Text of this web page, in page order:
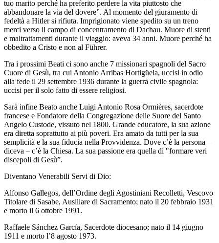
tuo marito perché ha preferito perdere la vita piuttosto che
abbandonare la via del dovere”. Al momento del giuramento di
fedeltà a Hitler si rifiuta. Imprigionato viene spedito su un treno
merci verso il campo di concentramento di Dachau. Muore di stenti
e maltrattamenti durante il viaggio: aveva 34 anni. Muore perché ha
obbedito a Cristo e non al Führer.
Tra i prossimi Beati ci sono anche 7 missionari spagnoli del Sacro
Cuore di Gesù, tra cui Antonio Arribas Hortigüela, uccisi in odio
alla fede il 29 settembre 1936 durante la guerra civile spagnola:
uccisi per il solo fatto di essere religiosi.
Sarà infine Beato anche Luigi Antonio Rosa Ormières, sacerdote
francese e Fondatore della Congregazione delle Suore del Santo
Angelo Custode, vissuto nel 1800. Grande educatore, la sua azione
era diretta soprattutto ai più poveri. Era amato da tutti per la sua
semplicità e la sua fiducia nella Provvidenza. Dove c’è la persona –
diceva – c’è la Chiesa. La sua passione era quella di "formare veri
discepoli di Gesù”.
Diventano Venerabili Servi di Dio:
Alfonso Gallegos, dell’Ordine degli Agostiniani Recolletti, Vescovo
Titolare di Sasabe, Ausiliare di Sacramento; nato il 20 febbraio 1931
e morto il 6 ottobre 1991.
Raffaele Sánchez García, Sacerdote diocesano; nato il 14 giugno
1911 e morto l’8 agosto 1973.